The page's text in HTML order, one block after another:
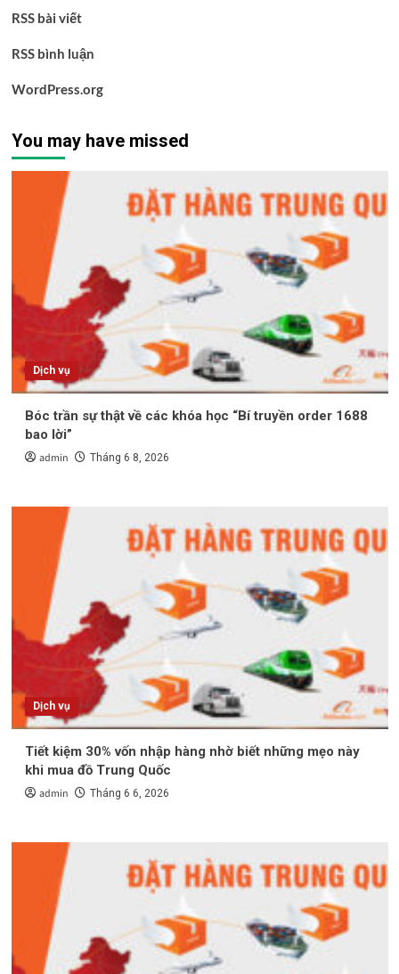
RSS bài viết
RSS bình luận
WordPress.org
You may have missed
Dịch vụ
Bóc trần sự thật về các khóa học “Bí truyền order 1688
bao lời”
admin Tháng 6 8, 2026
Dịch vụ
Tiết kiệm 30% vốn nhập hàng nhờ biết những mẹo này
khi mua đồ Trung Quốc
admin Tháng 6 6, 2026